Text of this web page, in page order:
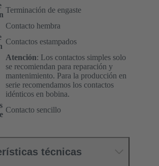
Terminación de engaste
Contacto hembra
Contactos estampados
Atención: Los contactos simples solo
se recomiendan para reparación y
mantenimiento. Para la producción en
serie recomendamos los contactos
idénticos en bobina.
Contacto sencillo
técnicas